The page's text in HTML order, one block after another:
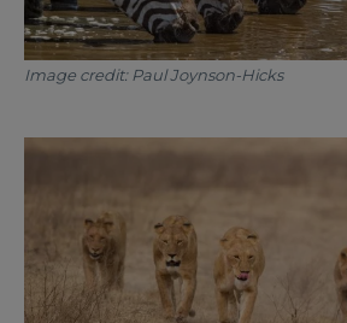
Image credit: Paul Joynson-Hicks